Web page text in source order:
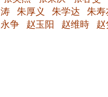
涛
朱厚义 朱学达 朱寿
永争
赵玉阳 赵维時 赵